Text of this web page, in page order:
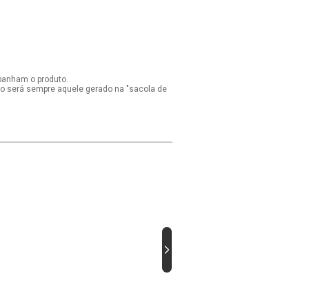
o produto.
será sempre aquele gerado na "sacola de